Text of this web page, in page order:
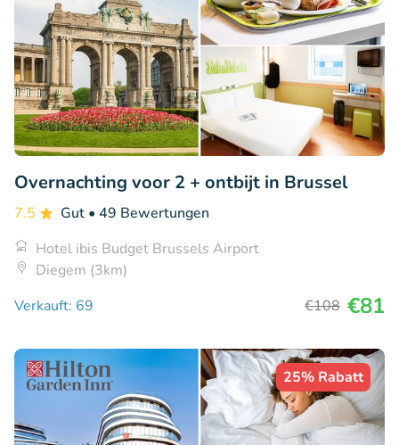
Overnachting voor 2 + ontbijt in Brussel
7.5 Gut • 49 Bewertungen
Hotel ibis Budget Brussels Airport
Diegem (3km)
Verkauft: 69
€108 €81
25% Rabatt